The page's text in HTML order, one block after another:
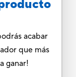
acabar
que más
ganar!